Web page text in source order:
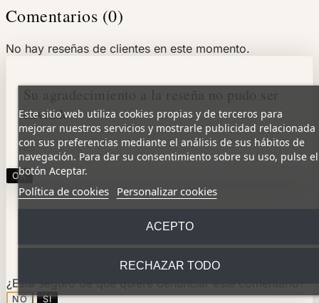
Comentarios (0)
No hay reseñas de clientes en este momento.
enviado
OK
Reportar comentario
¿Está seguro de que quiere denunciar este comentario?
NO SÍ
Este sitio web utiliza cookies propias y de terceros para
mejorar nuestros servicios y mostrarle publicidad relacionada
con sus preferencias mediante el análisis de sus hábitos de
navegación. Para dar su consentimiento sobre su uso, pulse el
botón Aceptar.
Política de cookies Personalizar cookies
RECHAZAR TODO
ACEPTO